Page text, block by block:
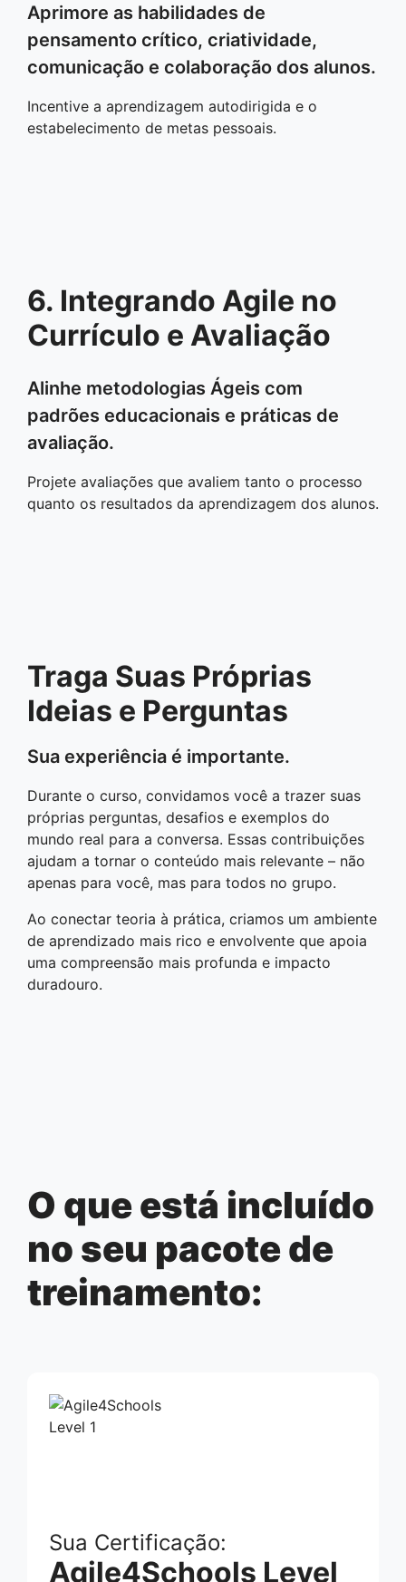
Aprimore as habilidades de
pensamento crítico, criatividade,
comunicação e colaboração dos alunos.
Incentive a aprendizagem autodirigida e o
estabelecimento de metas pessoais.
6. Integrando Agile no
Currículo e Avaliação
Alinhe metodologias Ágeis com
padrões educacionais e práticas de
avaliação.
Projete avaliações que avaliem tanto o processo
quanto os resultados da aprendizagem dos alunos.
Traga Suas Próprias
Ideias e Perguntas
Sua experiência é importante.
Durante o curso, convidamos você a trazer suas
próprias perguntas, desafios e exemplos do
mundo real para a conversa. Essas contribuições
ajudam a tornar o conteúdo mais relevante – não
apenas para você, mas para todos no grupo.
Ao conectar teoria à prática, criamos um ambiente
de aprendizado mais rico e envolvente que apoia
uma compreensão mais profunda e impacto
duradouro.
O que está incluído
no seu pacote de
treinamento:
Sua Certificação:
Agile4Schools Level